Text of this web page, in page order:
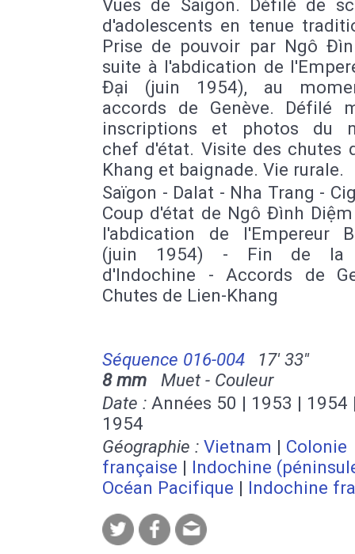
Vues de Saïgon. Défilé de
d'adolescents en tenue
Prise de pouvoir par Ngô
suite à l'abdication de
Đại (juin 1954), au
accords de Genève. Défilé
inscriptions et photos du
chef d'état. Visite des chutes
Khang et baignade. Vie rurale.
Saïgon - Dalat - Nha Trang -
Coup d'état de Ngô Đình
l'abdication de l'Empereur
(juin 1954) - Fin de la
d'Indochine - Accords de
Chutes de Lien-Khang
Séquence 016-004
17' 33''
8 mm Muet - Couleur
Date : Années 50 | 1953 | 1954
1954
Géographie : Vietnam | Colonie
française | Indochine
Océan Pacifique | Indochine